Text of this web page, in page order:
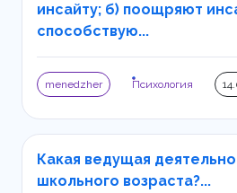
инсайту; б) поощряют
способствую...
menedzher Психология
Какая ведущая
школьного возраста?...